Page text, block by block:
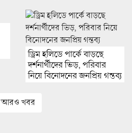
ড্রিম হলিডে পার্কে বাড়ছে
দর্শনার্থীদের ভিড়, পরিবার
নিয়ে বিনোদনের জনপ্রিয় গন্তব্য
আরও খবর